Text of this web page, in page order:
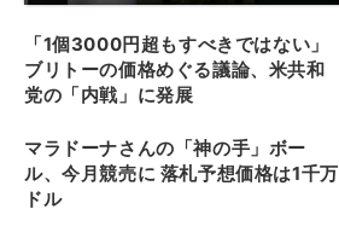
「1個3000円超もすべきではない」
ブリトーの価格めぐる議論、米共和
党の「内戦」に発展
マラドーナさんの「神の手」ボー
ル、今月競売に 落札予想価格は1千万
ドル